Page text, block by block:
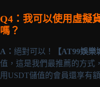
Q4：我可以使用虛擬
嗎？
A： 絕對可以！ 【AT99娛樂
值，這是我們最推薦的方式
用USDT儲值的會員還享有